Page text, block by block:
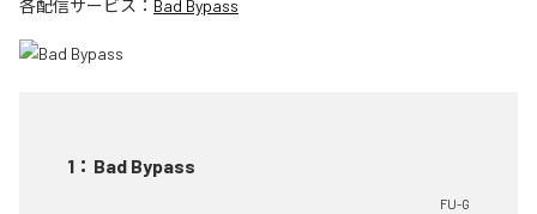
各配信サービス： Bad Bypass
1 ： Bad Bypass
FU-G